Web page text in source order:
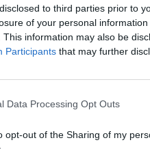
to third parties prior to
of your personal
This information may also be
Participants that may further
Data Processing Opt Outs
opt-out of the Sharing of my
permetrà a Badi
París (França) i
les principals capitals
incorporarà noves
online des de qualsevol